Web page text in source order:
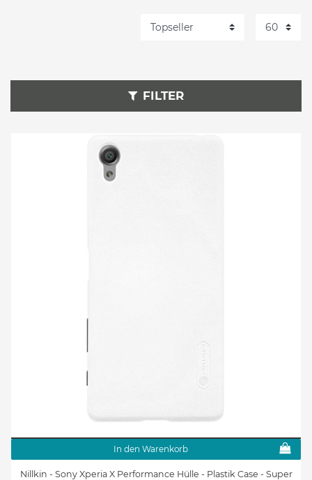
FILTER
In den Warenkorb
Nillkin - Sony Xperia X Performance Hülle - Plastik Case - Super